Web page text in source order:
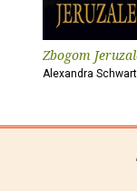
Zbogom
Alexandra